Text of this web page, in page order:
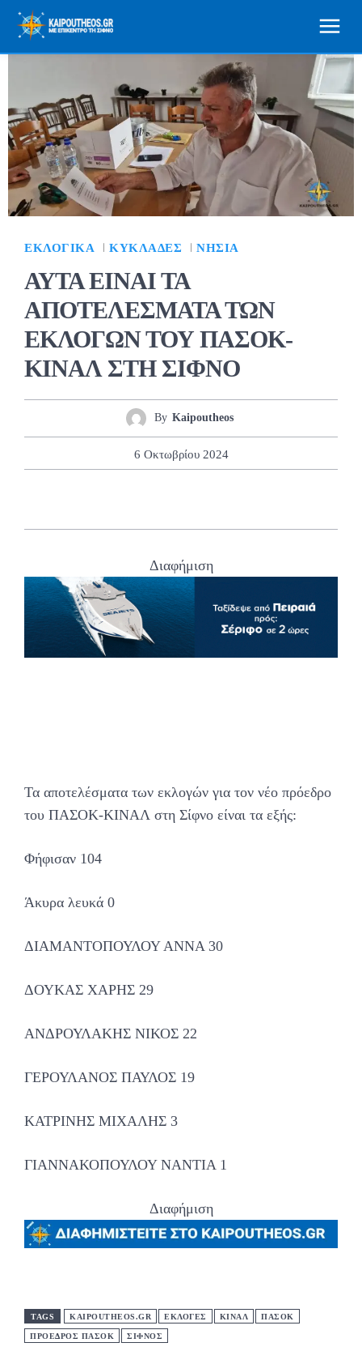
ΕΚΛΟΓΙΚΆ ΚΥΚΛΆΔΕΣ ΝΗΣΙΆ
ΑΥΤΑ ΕΙΝΑΙ ΤΑ
ΑΠΟΤΕΛΕΣΜΑΤΑ ΤΩΝ
ΕΚΛΟΓΩΝ ΤΟΥ ΠΑΣΟΚ-
ΚΙΝΑΛ ΣΤΗ ΣΙΦΝΟ
By Kaipoutheos
6 Οκτωβρίου 2024
Διαφήμιση
Τα αποτελέσματα των εκλογών για τον νέο πρόεδρο
του ΠΑΣΟΚ-ΚΙΝΑΛ στη Σίφνο είναι τα εξής:
Φήφισαν 104
Άκυρα λευκά 0
ΔΙΑΜΑΝΤΟΠΟΥΛΟΥ ΑΝΝΑ 30
ΔΟΥΚΑΣ ΧΑΡΗΣ 29
ΑΝΔΡΟΥΛΑΚΗΣ ΝΙΚΟΣ 22
ΓΕΡΟΥΛΑΝΟΣ ΠΑΥΛΟΣ 19
ΚΑΤΡΙΝΗΣ ΜΙΧΑΛΗΣ 3
ΓΙΑΝΝΑΚΟΠΟΥΛΟΥ ΝΑΝΤΙΑ 1
Διαφήμιση
TAGS KAIPOUTHEOS.GR ΕΚΛΟΓΕΣ ΚΙΝΑΛ ΠΑΣΟΚ
ΠΡΟΕΔΡΟΣ ΠΑΣΟΚ ΣΊΦΝΟΣ